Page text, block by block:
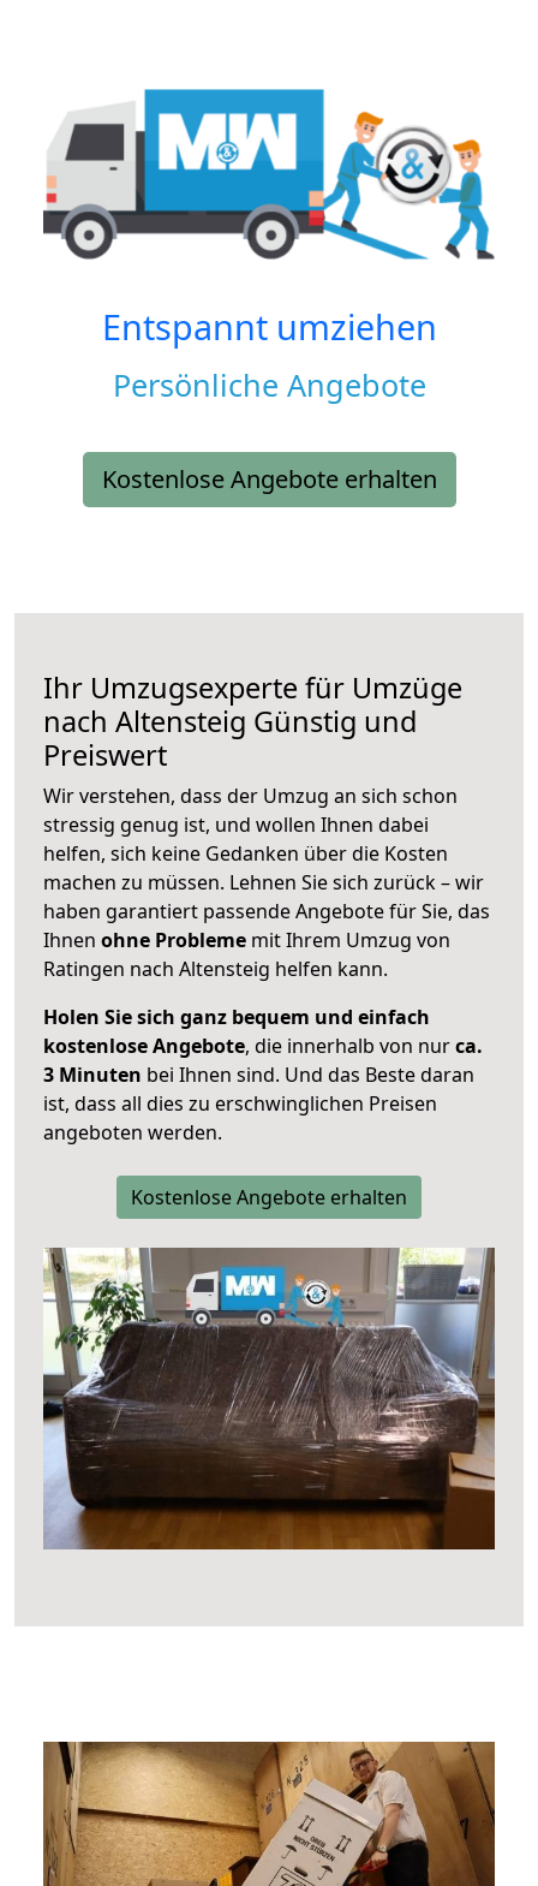
Entspannt umziehen
Persönliche Angebote
Kostenlose Angebote erhalten
Ihr Umzugsexperte für Umzüge
nach Altensteig Günstig und
Preiswert
Wir verstehen, dass der Umzug an sich schon
stressig genug ist, und wollen Ihnen dabei
helfen, sich keine Gedanken über die Kosten
machen zu müssen. Lehnen Sie sich zurück – wir
haben garantiert passende Angebote für Sie, das
Ihnen ohne Probleme mit Ihrem Umzug von
Ratingen nach Altensteig helfen kann.
Holen Sie sich ganz bequem und einfach
kostenlose Angebote, die innerhalb von nurca.
3 Minuten bei Ihnen sind. Und das Beste daran
ist, dass all dies zu erschwinglichen Preisen
angeboten werden.
Kostenlose Angebote erhalten